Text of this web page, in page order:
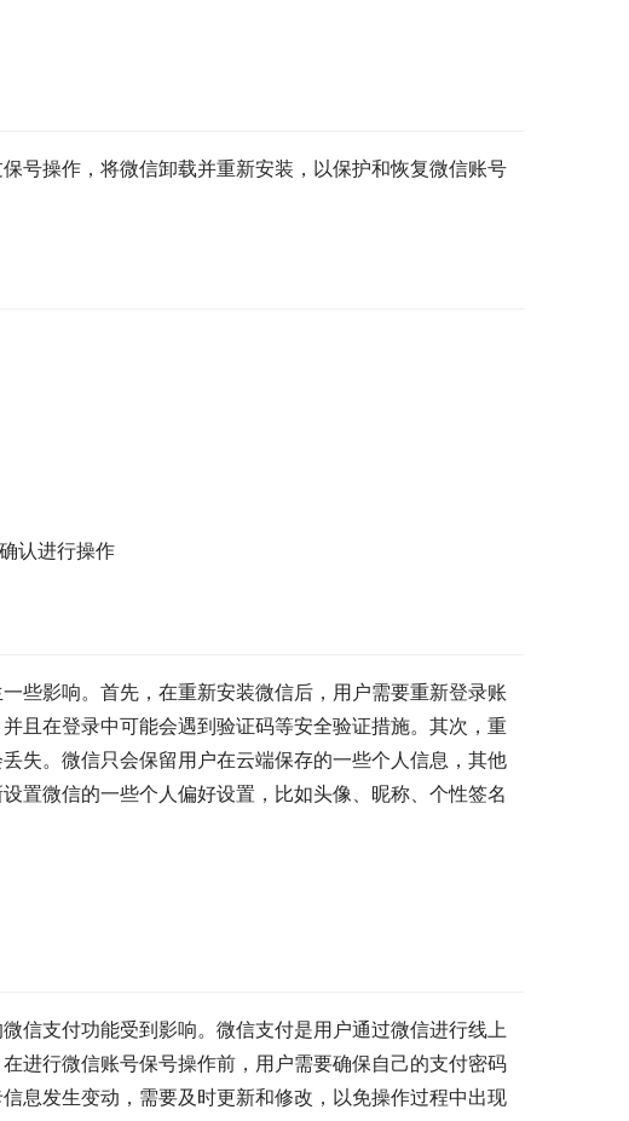
号操作，将微信卸载并重新安装，以保护和恢复微信账号
认进行操作
些影响。首先，在重新安装微信后，用户需要重新登录账
且在登录中可能会遇到验证码等安全验证措施。其次，重
失。微信只会保留用户在云端保存的一些个人信息，其他
置微信的一些个人偏好设置，比如头像、昵称、个性签名
信支付功能受到影响。微信支付是用户通过微信进行线上
进行微信账号保号操作前，用户需要确保自己的支付密码
息发生变动，需要及时更新和修改，以免操作过程中出现